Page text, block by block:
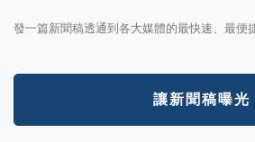
發一篇新聞稿透通到各大媒體的最快速、最便
讓新聞稿曝光